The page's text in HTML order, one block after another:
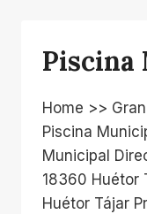
Piscina
Home >>
Piscina
Municipal
18360 Huétor
Huétor Tájar